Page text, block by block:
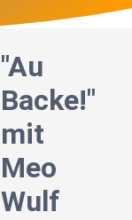
"Au
Backe!"
mit
Meo
Wulf